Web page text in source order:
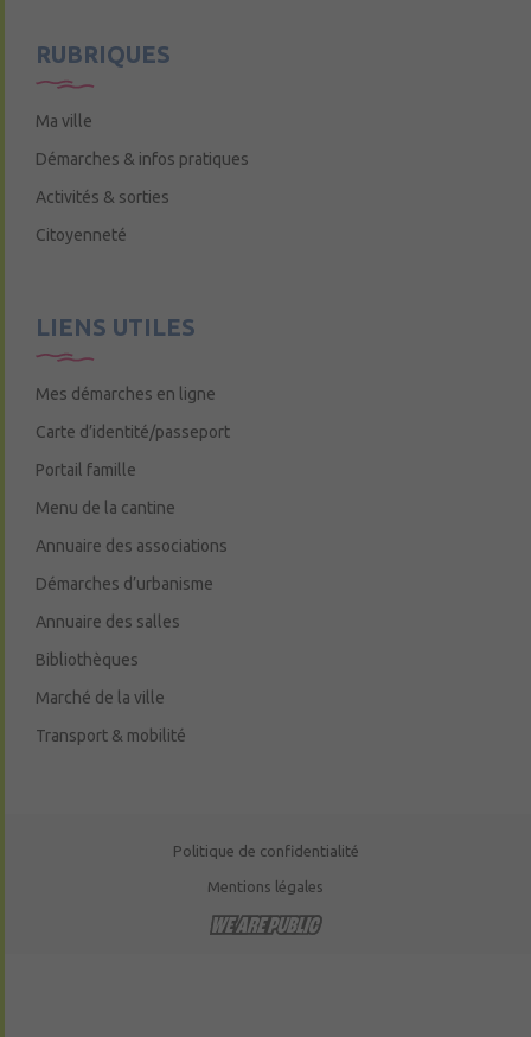
RUBRIQUES
Ma ville
Démarches & infos pratiques
Activités & sorties
Citoyenneté
LIENS UTILES
Mes démarches en ligne
Carte d’identité/passeport
Portail famille
Menu de la cantine
Annuaire des associations
Démarches d’urbanisme
Annuaire des salles
Bibliothèques
Marché de la ville
Transport & mobilité
Politique de confidentialité
Mentions légales